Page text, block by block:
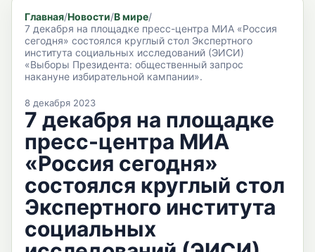
Главная/Новости/В мире/
7 декабря на площадке пресс-центра МИА «Россия
сегодня» состоялся круглый стол Экспертного
института социальных исследований (ЭИСИ)
«Выборы Президента: общественный запрос
накануне избирательной кампании».
8 декабря 2023
7 декабря на площадке
пресс-центра МИА
«Россия сегодня»
состоялся круглый стол
Экспертного института
социальных